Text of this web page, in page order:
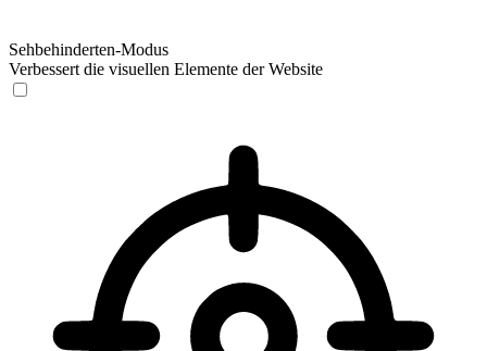
Sehbehinderten-Modus
Verbessert die visuellen Elemente der Website